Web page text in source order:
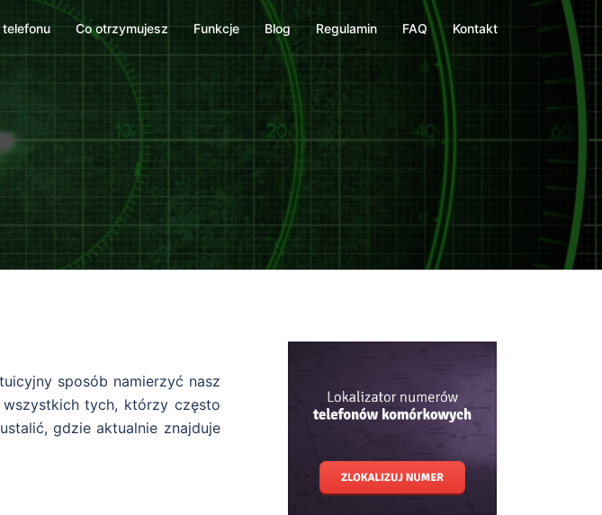
telefonu Co otrzymujesz Funkcje Blog Regulamin FAQ Kontakt
sposób namierzyć nasz
tych, którzy często
gdzie aktualnie znajduje